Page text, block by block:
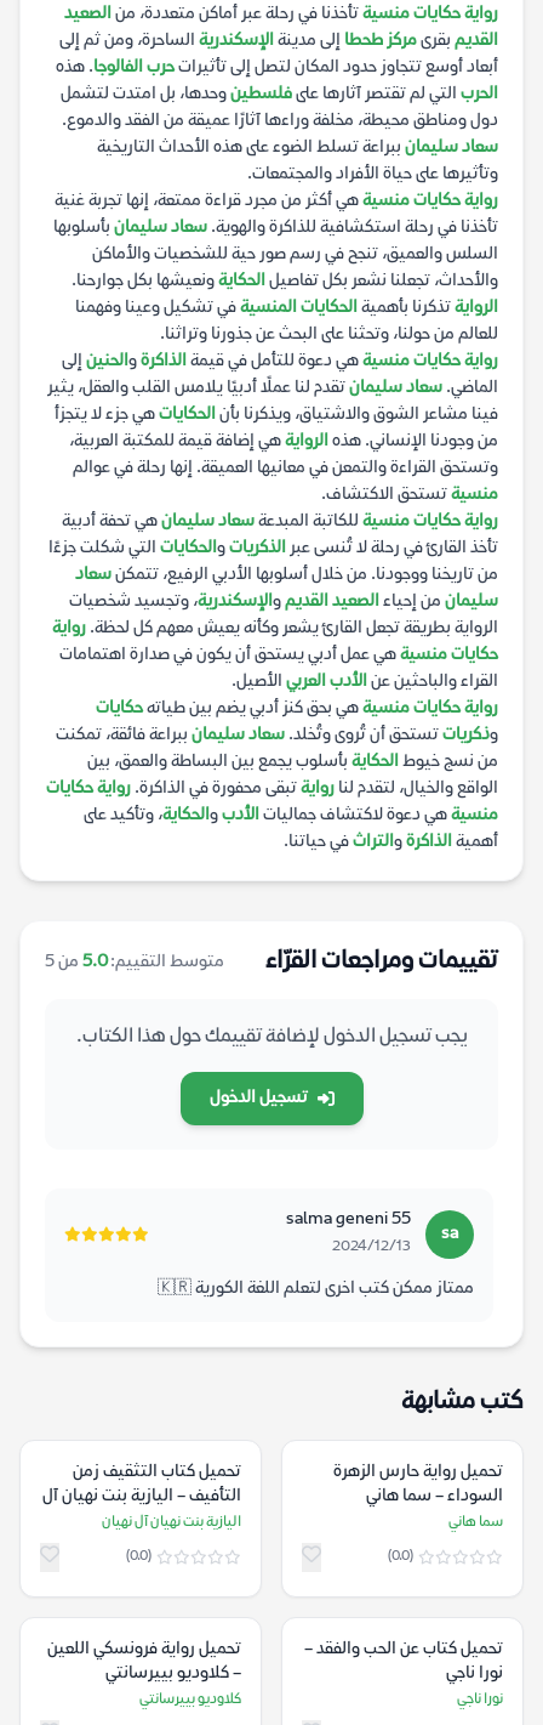
رواية حكايات منسيةتأخذنا في رحلة عبر أماكن متعددة، منالصعيد
القديم بقرىمركز طحطا إلى مدينةالإسكندرية الساحرة، ومن ثم إلى
أبعاد أوسع تتجاوز حدود المكان لتصل إلى تأثيراتحرب الفالوجا. هذه
الحرب التي لم تقتصر آثارها علىفلسطينوحدها، بل امتدت لتشمل
دول ومناطق محيطة، مخلفة وراءها آثارًا عميقة من الفقد والدموع.
سعاد سليمان ببراعة تسلط الضوء على هذه الأحداث التاريخية
وتأثيرها على حياة الأفراد والمجتمعات.
رواية حكايات منسيةهي أكثر من مجرد قراءة ممتعة، إنها تجربة غنية
تأخذنا في رحلة استكشافية للذاكرة والهوية. سعاد سليمان بأسلوبها
السلس والعميق، تنجح في رسم صور حية للشخصيات والأماكن
والأحداث، تجعلنا نشعر بكل تفاصيلالحكايةونعيشها بكل جوارحنا.
الروايةتذكرنا بأهميةالحكايات المنسيةفي تشكيل وعينا وفهمنا
للعالم من حولنا، وتحثنا على البحث عن جذورنا وتراثنا.
رواية حكايات منسيةهي دعوة للتأمل في قيمةالذاكرةوالحنين إلى
الماضي. سعاد سليمانتقدم لنا عملًا أدبيًا يلامس القلب والعقل، يثير
فينا مشاعر الشوق والاشتياق، ويذكرنا بأنالحكاياتهي جزء لا يتجزأ
من وجودنا الإنساني. هذهالروايةهي إضافة قيمة للمكتبة العربية،
وتستحق القراءة والتمعن في معانيها العميقة. إنها رحلة في عوالم
منسيةتستحق الاكتشاف.
رواية حكايات منسية للكاتبة المبدعةسعاد سليمانهي تحفة أدبية
تأخذ القارئ في رحلة لا تُنسى عبر الذكرياتوالحكايات التي شكلت جزءًا
من تاريخنا ووجودنا. من خلال أسلوبها الأدبي الرفيع، تتمكنسعاد
سليمان من إحياءالصعيد القديموالإسكندرية، وتجسيد شخصيات
الرواية بطريقة تجعل القارئ يشعر وكأنه يعيش معهم كل لحظة. رواية
حكايات منسيةهي عمل أدبي يستحق أن يكون في صدارة اهتمامات
القراء والباحثين عنالأدب العربي الأصيل.
رواية حكايات منسيةهي بحق كنز أدبي يضم بين طياتهحكايات
وذكرياتتستحق أن تُروى وتُخلد. سعاد سليمان ببراعة فائقة، تمكنت
من نسج خيوطالحكاية بأسلوب يجمع بين البساطة والعمق، بين
الواقع والخيال، لتقدم لنا روايةتبقى محفورة في الذاكرة. رواية حكايات
منسيةهي دعوة لاكتشاف جمالياتالأدبوالحكاية، وتأكيد على
أهميةالذاكرةوالتراثفي حياتنا.
تقييمات ومراجعات القرّاء متوسط التقييم:5.0 من 5
يجب تسجيل الدخول لإضافة تقييمك حول هذا الكتاب.
تسجيل الدخول
sa
salma geneni 55
2024/12/13
ممتاز ممكن كتب اخرى لتعلم اللغة الكورية 🇰🇷
كتب مشابهة
تحميل رواية حارس الزهرة
السوداء – سما هاني
سما هاني
(0.0)
تحميل كتاب التثقيف زمن
التأفيف – اليازية بنت نهيان آل
نهيان
اليازية بنت نهيان آل نهيان
(0.0)
تحميل كتاب عن الحب والفقد –
نورا ناجي
نورا ناجي
تحميل رواية فرونسكي اللعين
– كلاوديو بييرسانتي
كلاوديو بييرسانتي